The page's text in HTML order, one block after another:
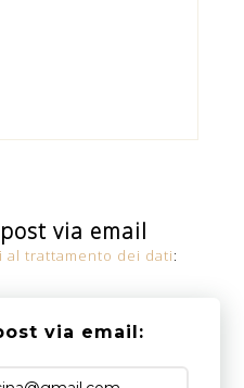
via email
al trattamento dei dati:
via email: